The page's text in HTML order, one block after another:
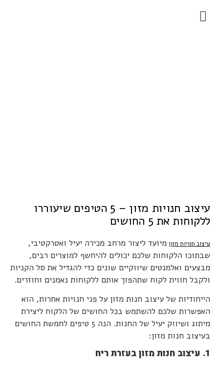
עיצוב חנויות מזון – 5 הטיפים שיעוררו
ללקוחות את 5 החושים
עיצוב חנויות מזוןמיועד ליצור מרחב מכירה יעיל ואטרקטיבי,
שבתוכו הלקוחות שלכם יכולים להיחשף למוצרים רבים,
מבצעים ואלמנטים שיווקיים שונים כדי להגדיל את סל הקניות
ולקבל חווית לקוח שתהפוך אותם ללקוחות נאמנים וחוזרים.
הייחודיות של עיצוב חנות מזון על פני חנויות אחרות, הוא
האפשרות שלכם להשתמש בכל החושים של הלקוח ליצירת
מיתוג ושיווק יעיל של החנות. הנה 5 טיפים לחמשת החושים
בעיצוב חנות מזון:
1. עיצוב חנות מזון בעזרת ריח